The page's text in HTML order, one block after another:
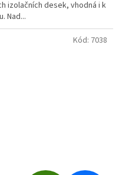
izolačních desek, vhodná i k
Nad...
Kód: 7038